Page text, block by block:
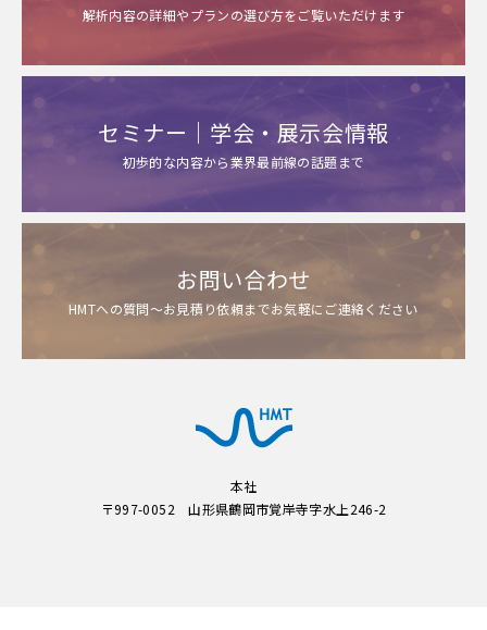
解析内容の詳細やプランの選び方をご覧いただけます
セミナー｜学会・展示会情報
初歩的な内容から業界最前線の話題まで
お問い合わせ
HMTへの質問～お見積り依頼までお気軽にご連絡ください
本社
〒997-0052 山形県鶴岡市覚岸寺字水上246-2